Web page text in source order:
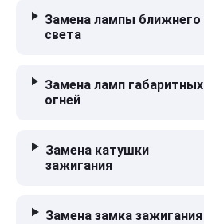
Замена лампы ближнего
света
Замена ламп габаритных
огней
Замена катушки
зажигания
Замена замка зажигания